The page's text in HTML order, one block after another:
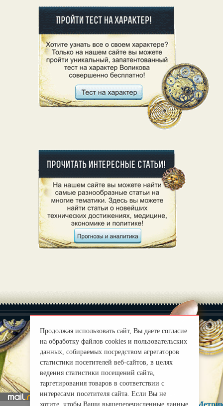
О нас |
Правила
mirprognoz@mail.ru
Продолжая использовать сайт, Вы даете согласие
на обработку файлов cookies и пользовательских
данных, собираемых посредством агрегаторов
статистики посетителей веб-сайтов, в целях
ведения статистики посещений сайта,
таргетирования товаров в соответствии с
интересами посетителя сайта. Если Вы не
хотите, чтобы Ваши вышеперечисленные данные